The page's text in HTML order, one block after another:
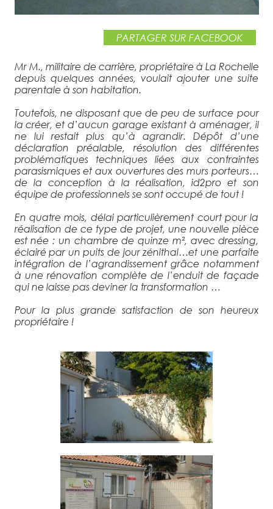
PARTAGER SUR FACEBOOK
Mr M., militaire de carrière, propriétaire à La Rochelle
depuis quelques années, voulait ajouter une suite
parentale à son habitation.
Toutefois, ne disposant que de peu de surface pour
la créer, et d’aucun garage existant à aménager, il
ne lui restait plus qu’à agrandir. Dépôt d’une
déclaration préalable, résolution des différentes
problématiques techniques liées aux contraintes
parasismiques et aux ouvertures des murs porteurs…
de la conception à la réalisation, id2pro et son
équipe de professionnels se sont occupé de tout !
En quatre mois, délai particulièrement court pour la
réalisation de ce type de projet, une nouvelle pièce
est née : un chambre de quinze m², avec dressing,
éclairé par un puits de jour zénithal…et une parfaite
intégration de l’agrandissement grâce notamment
à une rénovation complète de l’enduit de façade
qui ne laisse pas deviner la transformation …
Pour la plus grande satisfaction de son heureux
propriétaire !